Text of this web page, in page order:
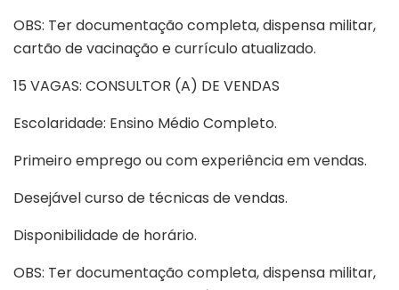
OBS: Ter documentação completa, dispensa militar,
cartão de vacinação e currículo atualizado.
15 VAGAS: CONSULTOR (A) DE VENDAS
Escolaridade: Ensino Médio Completo.
Primeiro emprego ou com experiência em vendas.
Desejável curso de técnicas de vendas.
Disponibilidade de horário.
OBS: Ter documentação completa, dispensa militar,